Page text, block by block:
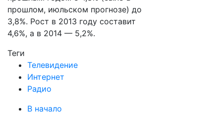
прошлом, июльском прогнозе) до
3,8%. Рост в 2013 году составит
4,6%, а в 2014 — 5,2%.
Теги
Телевидение
Интернет
Радио
В начало